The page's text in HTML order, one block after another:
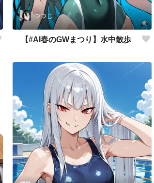
つつじ
【#AI春のGWまつり】水中散歩